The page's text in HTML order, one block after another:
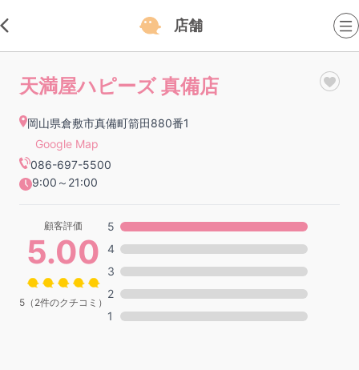
店舗
天満屋ハピーズ 真備店
岡山県倉敷市真備町箭田880番1
Google Map
086-697-5500
9:00～21:00
顧客評価
5.00
5（2件のクチコミ）
5
4
3
2
1